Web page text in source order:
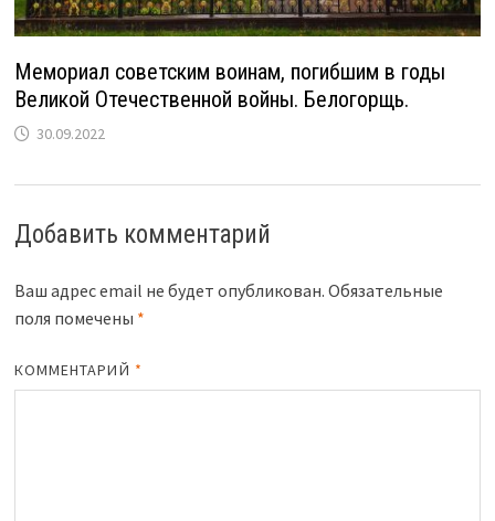
Мемориал советским воинам, погибшим в годы
Великой Отечественной войны. Белогорщь.
30.09.2022
Добавить комментарий
Ваш адрес email не будет опубликован. Обязательные
поля помечены *
КОММЕНТАРИЙ *